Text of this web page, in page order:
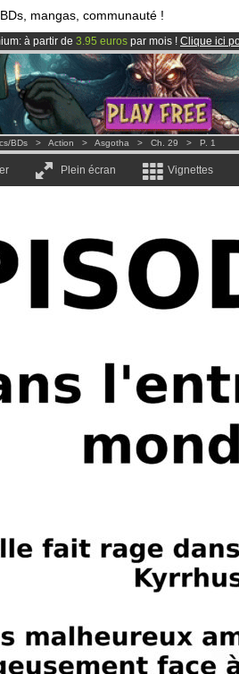
BDs, mangas, communauté !
à partir de 3.95 euros par mois ! Clique ici
est désormais lancé!.
et 1208BDs & Mangas!
BDs > Action > Asgotha > Ch. 29 > P. 1
Plein écran Vignettes